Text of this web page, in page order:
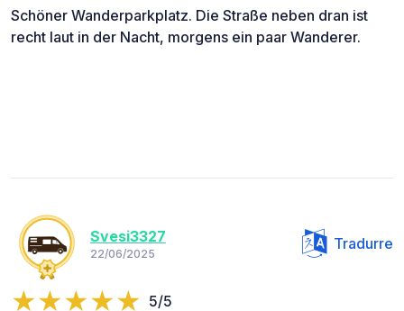
Schöner Wanderparkplatz. Die Straße neben dran ist
recht laut in der Nacht, morgens ein paar Wanderer.
Svesi3327
22/06/2025
Tradurre
5/5